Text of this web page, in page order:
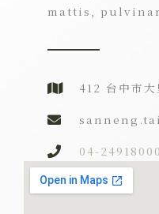
mattis,
412 台中市
04-24918000